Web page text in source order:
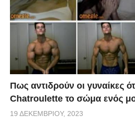
Πως αντιδρούν οι γυναίκες
Chatroulette το σώμα ενός
19 ΔΕΚΕΜΒΡΊΟΥ, 2023